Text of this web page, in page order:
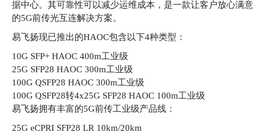
据中心。其可靠性可以减少运维成本，是一款让客户放心满意
的5G前传光互连解决方案。
易飞扬现已推出的HAOC包含以下4种类型：
10G SFP+ HAOC 400m工业级
25G SFP28 HAOC 300m工业级
100G QSFP28 HAOC 300m工业级
100G QSFP28转4x25G SFP28 HAOC 100m工业级
易飞扬拥有丰富的5G前传工业级产品线：
25G eCPRI SFP28 LR 10km/20km